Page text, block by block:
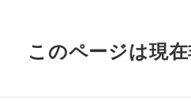
このページは現